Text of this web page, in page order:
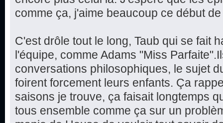
comme ça, j'aime beaucoup ce début
C'est drôle tout le long, Taub qui se fait
l'équipe, comme Adams "Miss
conversations philosophiques, le sujet
foirent forcement leurs enfants. Ça
saisons je trouve, ça faisait longtemps
tous ensemble comme ça sur un